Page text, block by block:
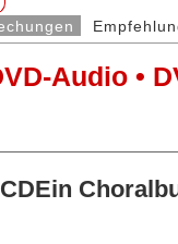
Audio •